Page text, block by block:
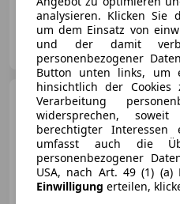
Gebrauchtwagenzentrum Tirol
AT-6134 Vomp
analysieren. Klicken Sie
um dem Einsatz von
und der damit
personenbezogener
Button unten links, um
hinsichtlich der
Verarbeitung
widersprechen,
berechtigter Interessen
umfasst auch die
personenbezogener
USA, nach Art. 49 (1) (a)
Einwilligung erteilen,